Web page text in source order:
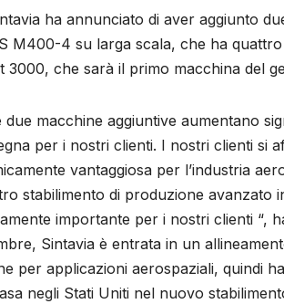
ha annunciato di aver aggiunto
M400-4 su larga scala, che ha
3000, che sarà il primo macchina del
due macchine aggiuntive aumentano
per i nostri clienti. I nostri clienti si
vantaggiosa per l’industria
stabilimento di produzione avanzato
importante per i nostri clienti “,
Sintavia è entrata in un
per applicazioni aerospaziali, quindi
negli Stati Uniti nel nuovo